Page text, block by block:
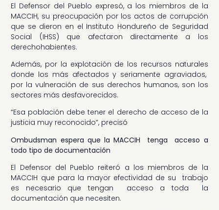
El Defensor del Pueblo expresó, a los miembros de la
MACCIH, su preocupación por los actos de corrupción
que se dieron en el Instituto Hondureño de Seguridad
Social (IHSS) que afectaron directamente a los
derechohabientes.
Además, por la explotación de los recursos naturales
donde los más afectados y seriamente agraviados,
por la vulneración de sus derechos humanos, son los
sectores más desfavorecidos.
“Esa población debe tener el derecho de acceso de la
justicia muy reconocido”, precisó
Ombudsman espera que la MACCIH tenga acceso a
todo tipo de documentación
El Defensor del Pueblo reiteró a los miembros de la
MACCIH que para la mayor efectividad de su trabajo
es necesario que tengan acceso a toda la
documentación que necesiten.